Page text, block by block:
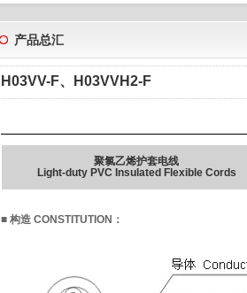
产品总汇
H03VV-F、H03VVH2-F
聚氯乙烯护套电线
Light-duty PVC Insulated Flexible Cords
■ 构造 CONSTITUTION：